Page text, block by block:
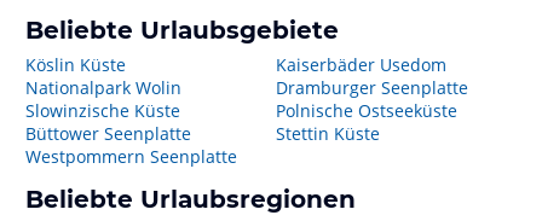
Beliebte Urlaubsgebiete
Köslin Küste
Nationalpark Wolin
Slowinzische Küste
Büttower Seenplatte
Westpommern Seenplatte
Kaiserbäder Usedom
Dramburger Seenplatte
Polnische Ostseeküste
Stettin Küste
Beliebte Urlaubsregionen